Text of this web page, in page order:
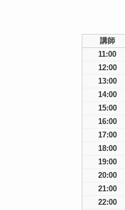
講師
11:00
12:00
13:00
14:00
15:00
16:00
17:00
18:00
19:00
20:00
21:00
22:00